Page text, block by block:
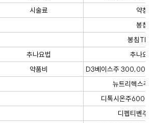
시술료
약침
봉침
봉침
추나요법
추나요
약품비
D3베이스주 300,000
뉴트리헥스
디톡시온주
디펩티벤주